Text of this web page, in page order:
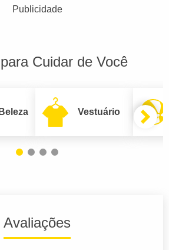
Publicidade
Cuidar de Você
Vestuário
Avaliações